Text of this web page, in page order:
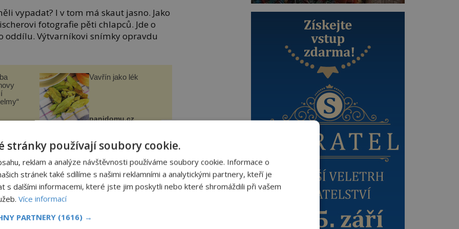
vypadat? I v tom má skaut jasno. Jako
fotografie pěti chlapců. Jde o
oddílu. Výtvarníkovi snímky opravdu
Vavřín jako lék
panidomu.cz
že kreslená postava v příběhu mu
to ale tak jednoduché. Chlapcovo
musí odsouhlasit jeho maminka.
že jí Foglar svatosvatě slíbí, že
lotr, ale naopak vzorný a čestný
Jindra Hojer.
stránky používají soubory cookie.
reklam a analýze návštěvnosti používáme soubory cookie. Informace o
stránek také sdílíme s našimi reklamními a analytickými partnery, kteří je
s dalšími informacemi, které jste jim poskytli nebo které shromáždili při vašem
Více informací
PARTNERY (1616) →